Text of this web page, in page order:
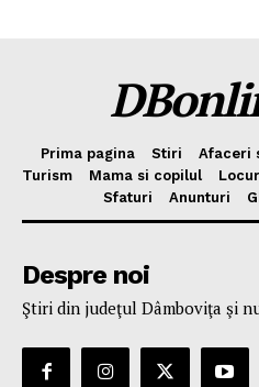
Prima pagina Stiri Afaceri
Turism
Mama si copilul
Sfaturi
Anunturi
Despre noi
Ştiri din judeţul Dâmboviţa şi